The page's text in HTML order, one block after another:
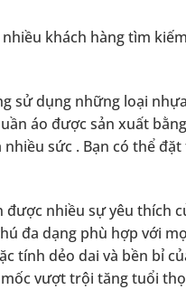
khách hàng tìm
dụng những loại
áo được sản xuất
sức . Bạn có thể
được nhiều sự yêu thích
đa dạng phù hợp với
tính dẻo dai và bền bỉ
vượt trội tăng tuổi